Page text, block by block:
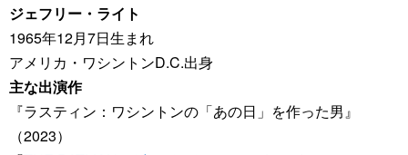
ジェフリー・ライト
1965年12月7日生まれ
アメリカ・ワシントンD.C.出身
主な出演作
『ラスティン：ワシントンの「あの日」を作った男』
（2023）